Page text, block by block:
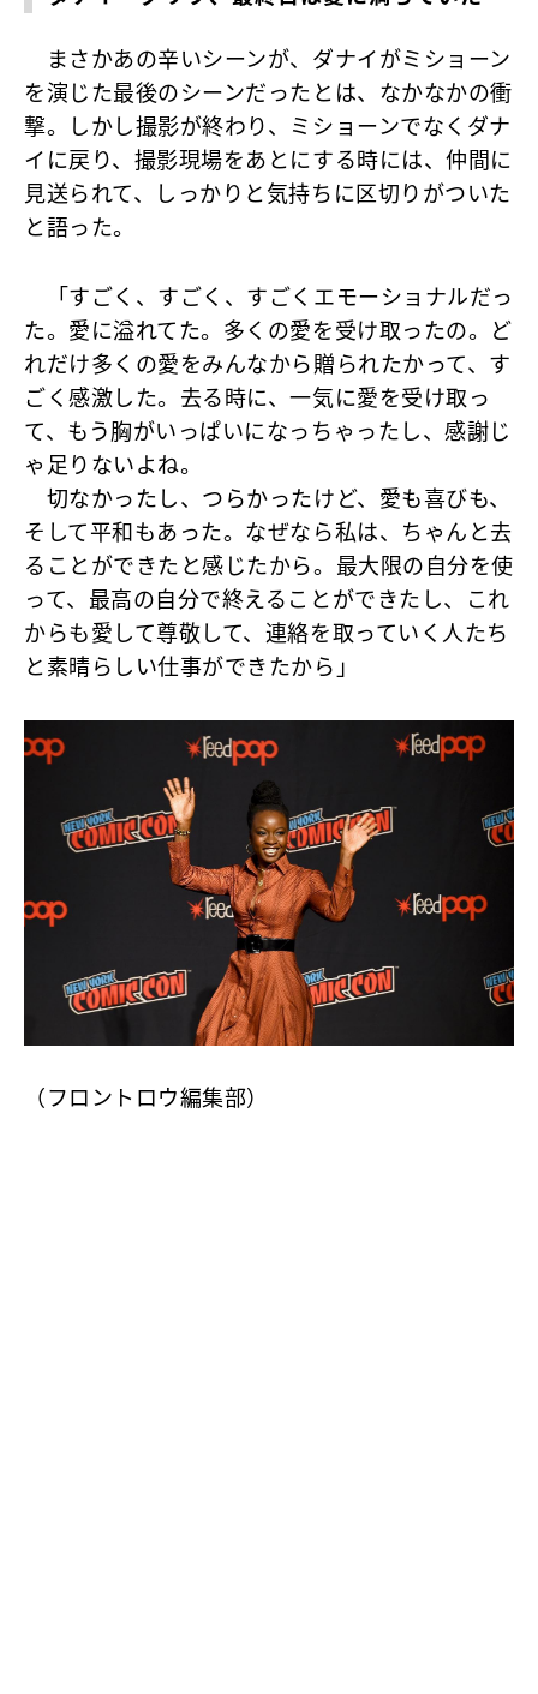
まさかあの辛いシーンが、ダナイがミショーン
を演じた最後のシーンだったとは、なかなかの衝
撃。しかし撮影が終わり、ミショーンでなくダナ
イに戻り、撮影現場をあとにする時には、仲間に
見送られて、しっかりと気持ちに区切りがついた
と語った。
「すごく、すごく、すごくエモーショナルだっ
た。愛に溢れてた。多くの愛を受け取ったの。ど
れだけ多くの愛をみんなから贈られたかって、す
ごく感激した。去る時に、一気に愛を受け取っ
て、もう胸がいっぱいになっちゃったし、感謝じ
ゃ足りないよね。
切なかったし、つらかったけど、愛も喜びも、
そして平和もあった。なぜなら私は、ちゃんと去
ることができたと感じたから。最大限の自分を使
って、最高の自分で終えることができたし、これ
からも愛して尊敬して、連絡を取っていく人たち
と素晴らしい仕事ができたから」
（フロントロウ編集部）